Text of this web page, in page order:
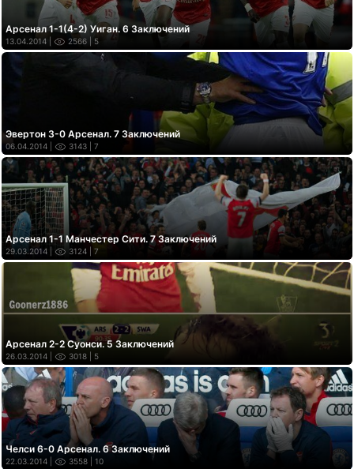
Арсенал 1-1(4-2) Уиган. 6 Заключений
13.04.2014 | 2566 | 5
Эвертон 3-0 Арсенал. 7 Заключений
06.04.2014 | 3143 | 7
Арсенал 1-1 Манчестер Сити. 7 Заключений
29.03.2014 | 3124 | 7
Арсенал 2-2 Суонси. 5 Заключений
26.03.2014 | 3018 | 5
Челси 6-0 Арсенал. 6 Заключений
22.03.2014 | 3558 | 10